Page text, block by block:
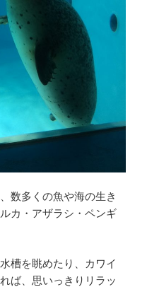
数多くの魚や海の生き
カ・アザラシ・ペンギ
槽を眺めたり、カワイ
ば、思いっきりリラッ